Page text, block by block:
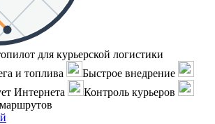
для курьерской логистики
и топлива
Быстрое внедрение
Интернета
Контроль курьеров